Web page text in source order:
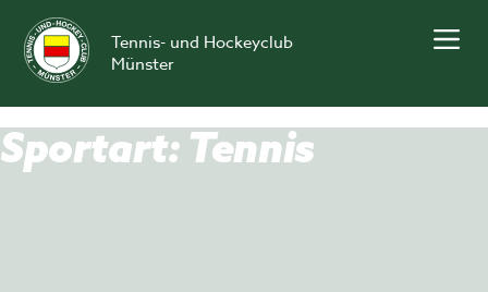
content
Tennis- und Hockeyclub
Münster
Sportart: Tennis